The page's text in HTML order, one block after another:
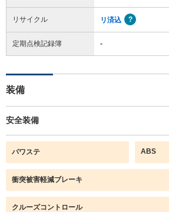
リサイクル リ済込
定期点検記録簿 -
装備
安全装備
パワステ ABS
衝突被害軽減ブレーキ
クルーズコントロール